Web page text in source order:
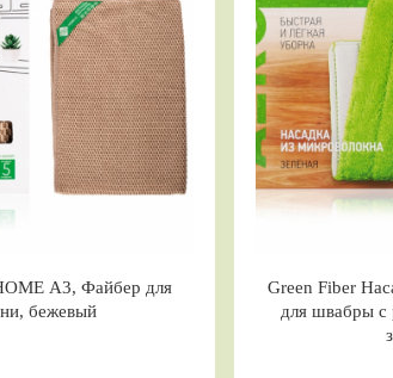
Green Fiber Насадка из микроволокна
для швабры с распылителем Aero,